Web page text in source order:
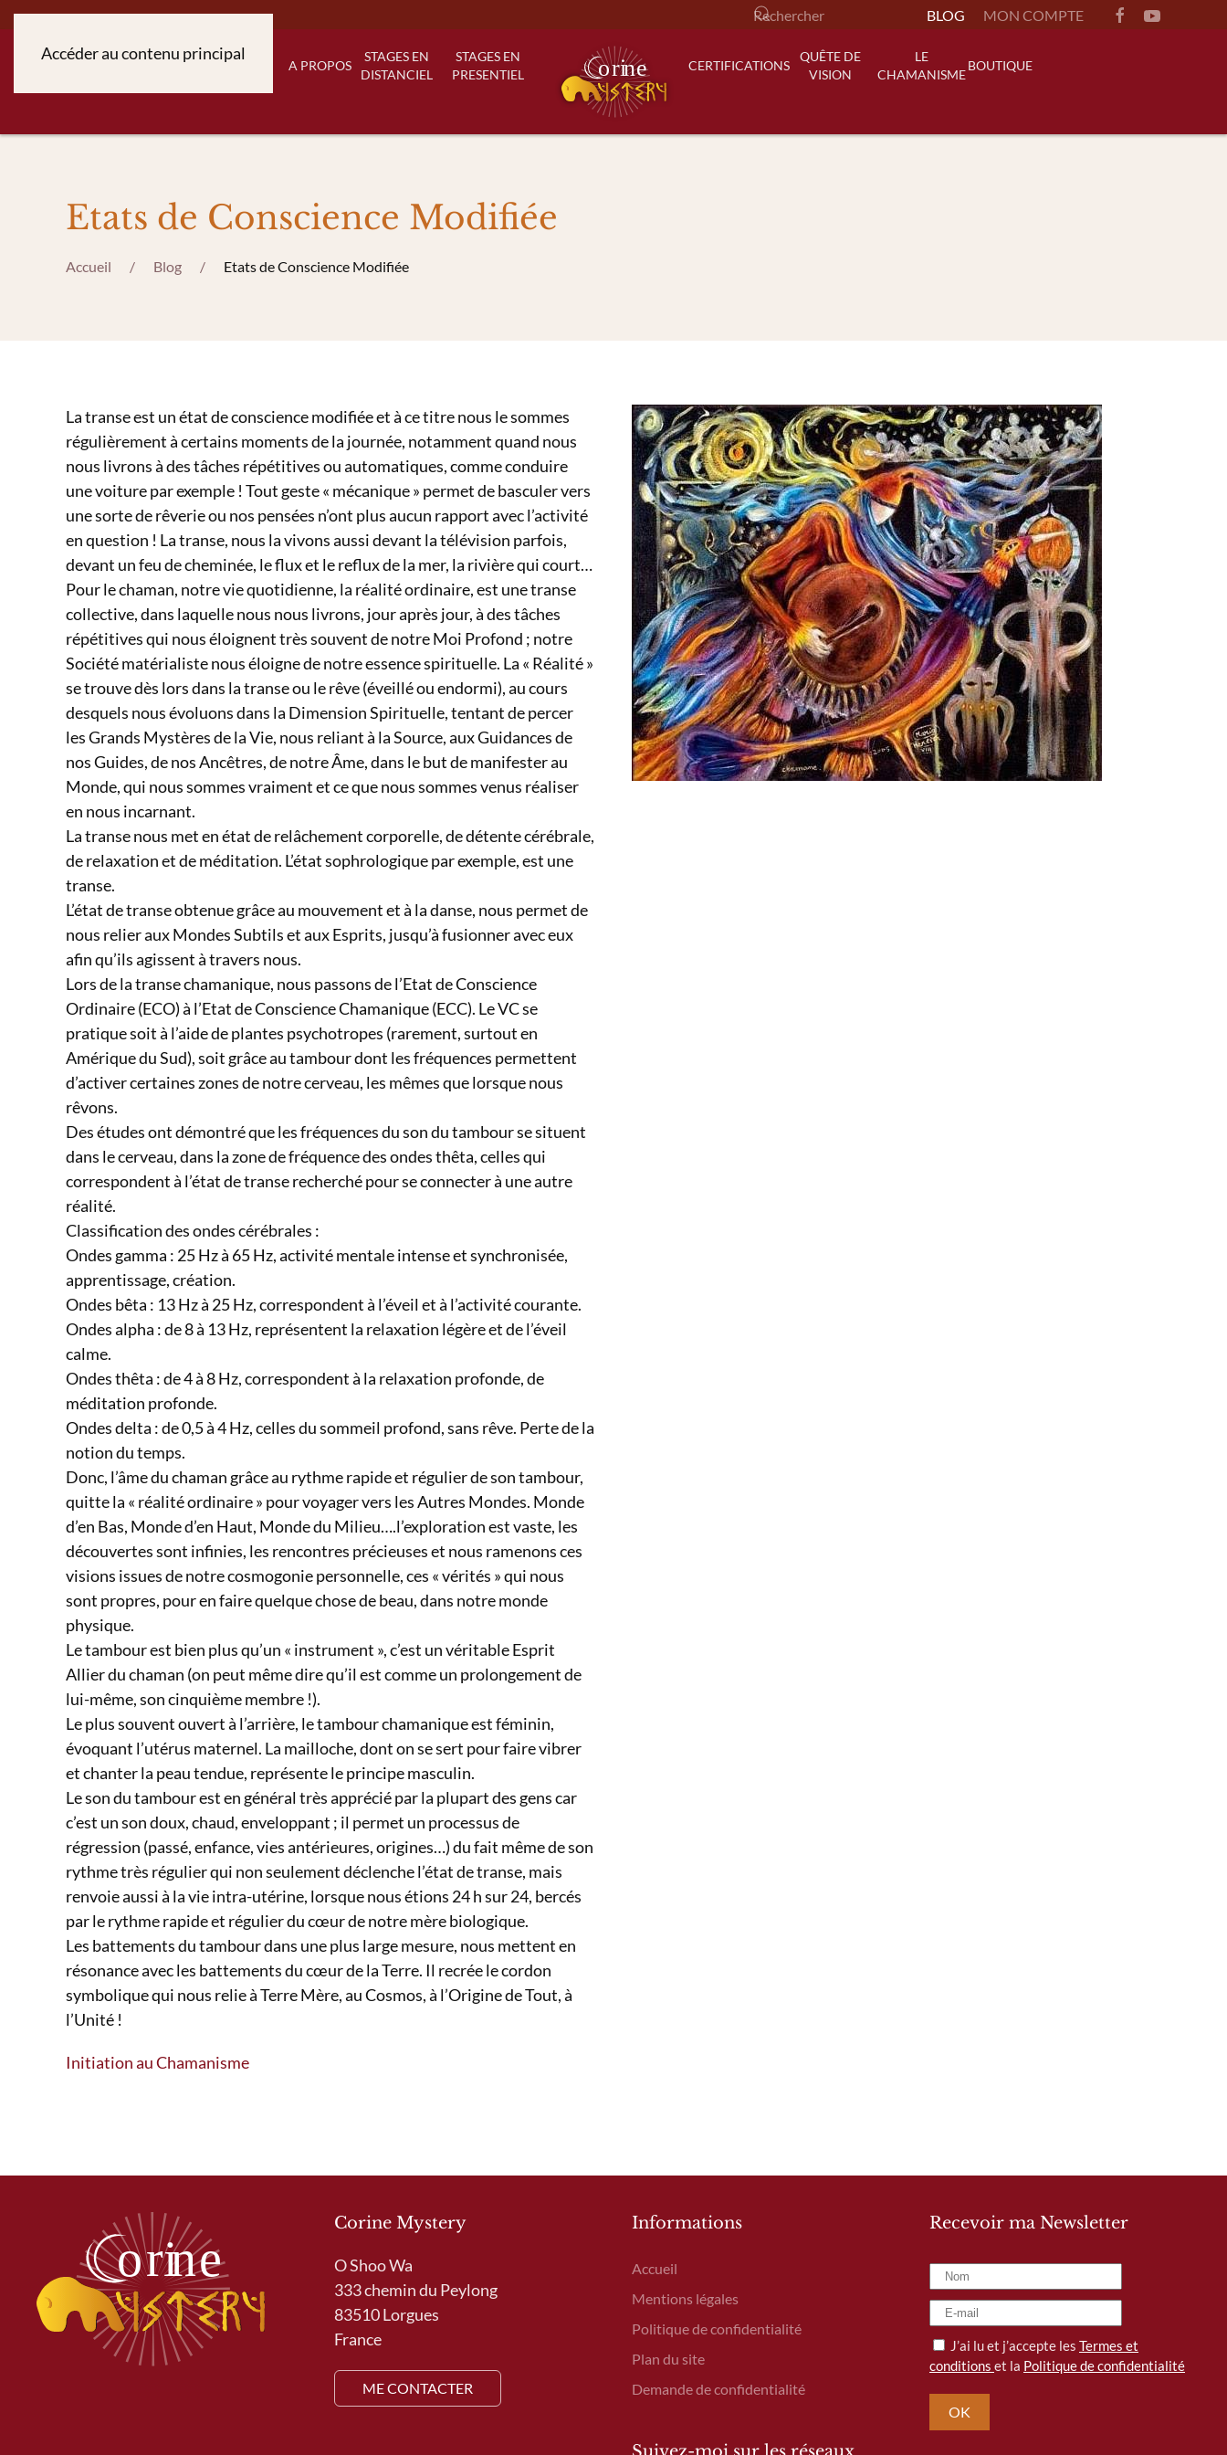
Accéder au contenu principal
BLOG MON COMPTE
A PROPOS
STAGES EN
DISTANCIEL
STAGES EN
PRESENTIEL
CERTIFICATIONS
QUÊTE DE
VISION
LE
CHAMANISME
BOUTIQUE
Etats de Conscience Modifiée
Accueil Blog Etats de Conscience Modifiée
La transe est un état de conscience modifiée et à ce titre nous le sommes
régulièrement à certains moments de la journée, notamment quand nous
nous livrons à des tâches répétitives ou automatiques, comme conduire
une voiture par exemple ! Tout geste « mécanique » permet de basculer vers
une sorte de rêverie ou nos pensées n’ont plus aucun rapport avec l’activité
en question ! La transe, nous la vivons aussi devant la télévision parfois,
devant un feu de cheminée, le flux et le reflux de la mer, la rivière qui court…
Pour le chaman, notre vie quotidienne, la réalité ordinaire, est une transe
collective, dans laquelle nous nous livrons, jour après jour, à des tâches
répétitives qui nous éloignent très souvent de notre Moi Profond ; notre
Société matérialiste nous éloigne de notre essence spirituelle. La « Réalité »
se trouve dès lors dans la transe ou le rêve (éveillé ou endormi), au cours
desquels nous évoluons dans la Dimension Spirituelle, tentant de percer
les Grands Mystères de la Vie, nous reliant à la Source, aux Guidances de
nos Guides, de nos Ancêtres, de notre Âme, dans le but de manifester au
Monde, qui nous sommes vraiment et ce que nous sommes venus réaliser
en nous incarnant.
La transe nous met en état de relâchement corporelle, de détente cérébrale,
de relaxation et de méditation. L’état sophrologique par exemple, est une
transe.
L’état de transe obtenue grâce au mouvement et à la danse, nous permet de
nous relier aux Mondes Subtils et aux Esprits, jusqu’à fusionner avec eux
afin qu’ils agissent à travers nous.
Lors de la transe chamanique, nous passons de l’Etat de Conscience
Ordinaire (ECO) à l’Etat de Conscience Chamanique (ECC). Le VC se
pratique soit à l’aide de plantes psychotropes (rarement, surtout en
Amérique du Sud), soit grâce au tambour dont les fréquences permettent
d’activer certaines zones de notre cerveau, les mêmes que lorsque nous
rêvons.
Des études ont démontré que les fréquences du son du tambour se situent
dans le cerveau, dans la zone de fréquence des ondes thêta, celles qui
correspondent à l’état de transe recherché pour se connecter à une autre
réalité.
Classification des ondes cérébrales :
Ondes gamma : 25 Hz à 65 Hz, activité mentale intense et synchronisée,
apprentissage, création.
Ondes bêta : 13 Hz à 25 Hz, correspondent à l’éveil et à l’activité courante.
Ondes alpha : de 8 à 13 Hz, représentent la relaxation légère et de l’éveil
calme.
Ondes thêta : de 4 à 8 Hz, correspondent à la relaxation profonde, de
méditation profonde.
Ondes delta : de 0,5 à 4 Hz, celles du sommeil profond, sans rêve. Perte de la
notion du temps.
Donc, l’âme du chaman grâce au rythme rapide et régulier de son tambour,
quitte la « réalité ordinaire » pour voyager vers les Autres Mondes. Monde
d’en Bas, Monde d’en Haut, Monde du Milieu….l’exploration est vaste, les
découvertes sont infinies, les rencontres précieuses et nous ramenons ces
visions issues de notre cosmogonie personnelle, ces « vérités » qui nous
sont propres, pour en faire quelque chose de beau, dans notre monde
physique.
Le tambour est bien plus qu’un « instrument », c’est un véritable Esprit
Allier du chaman (on peut même dire qu’il est comme un prolongement de
lui-même, son cinquième membre !).
Le plus souvent ouvert à l’arrière, le tambour chamanique est féminin,
évoquant l’utérus maternel. La mailloche, dont on se sert pour faire vibrer
et chanter la peau tendue, représente le principe masculin.
Le son du tambour est en général très apprécié par la plupart des gens car
c’est un son doux, chaud, enveloppant ; il permet un processus de
régression (passé, enfance, vies antérieures, origines…) du fait même de son
rythme très régulier qui non seulement déclenche l’état de transe, mais
renvoie aussi à la vie intra-utérine, lorsque nous étions 24 h sur 24, bercés
par le rythme rapide et régulier du cœur de notre mère biologique.
Les battements du tambour dans une plus large mesure, nous mettent en
résonance avec les battements du cœur de la Terre. Il recrée le cordon
symbolique qui nous relie à Terre Mère, au Cosmos, à l’Origine de Tout, à
l’Unité !
Initiation au Chamanisme
Corine Mystery
O Shoo Wa
333 chemin du Peylong
83510 Lorgues
France
ME CONTACTER
Informations
Accueil
Mentions légales
Politique de confidentialité
Plan du site
Demande de confidentialité
Recevoir ma Newsletter
J’ai lu et j’accepte les Termes et
conditions et la Politique de confidentialité
OK